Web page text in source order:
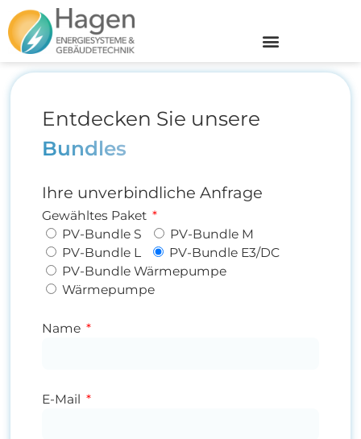
Entdecken Sie unsere
Bundles
Ihre unverbindliche Anfrage
Gewähltes Paket
PV-Bundle S
PV-Bundle M
PV-Bundle L
PV-Bundle E3/DC
PV-Bundle Wärmepumpe
Wärmepumpe
Name
E-Mail